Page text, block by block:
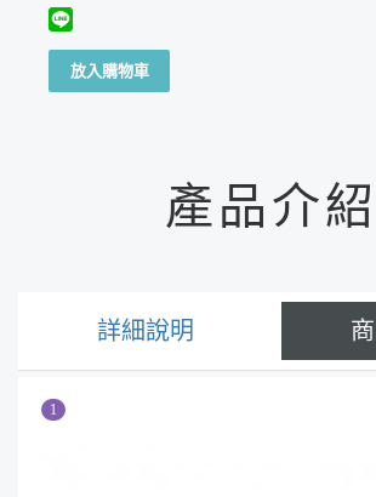
放入購物車
產品介紹
詳細說明